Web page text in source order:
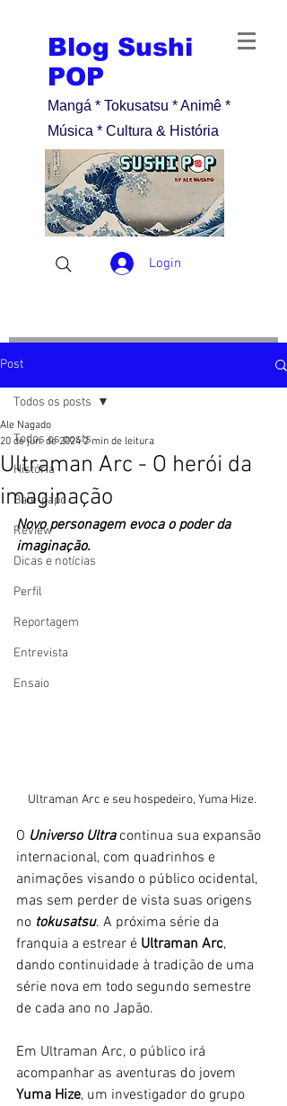
Blog Sushi
POP
Mangá * Tokusatsu * Animê *
Música * Cultura & História
Login
Post
Todos os posts
História
Bate-papo
Review
Dicas e notícias
Perfil
Reportagem
Entrevista
Ensaio
Todos os posts
Ultraman Arc - O herói da
imaginação
Ale Nagado
20 de jun. de 2024 2 min de leitura
Novo personagem evoca o poder da
imaginação.
Ultraman Arc e seu hospedeiro, Yuma Hize.
O Universo Ultra continua sua expansão
internacional, com quadrinhos e
animações visando o público ocidental,
mas sem perder de vista suas origens
no tokusatsu. A próxima série da
franquia a estrear é Ultraman Arc,
dando continuidade à tradição de uma
série nova em todo segundo semestre
de cada ano no Japão.
Em Ultraman Arc, o público irá
acompanhar as aventuras do jovem
Yuma Hize, um investigador do grupo